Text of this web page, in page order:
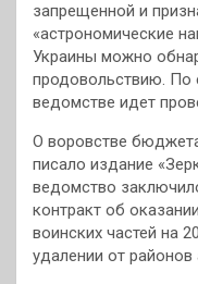
запрещенной и
«астрономические
Украины можно
продовольствию. По
ведомстве идет
О воровстве
писало издание
ведомство
контракт об
воинских частей на
удалении от